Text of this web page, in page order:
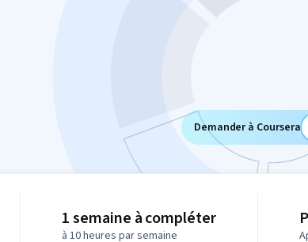
Demander à Coursera
1 semaine à compléter
à 10 heures par semaine